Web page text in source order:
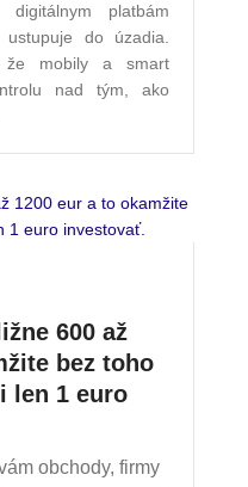
platbám
ustupuje do úzadia.
že mobily a smart
nad tým, ako
600 až
bez toho
len 1 euro
obchody, firmy